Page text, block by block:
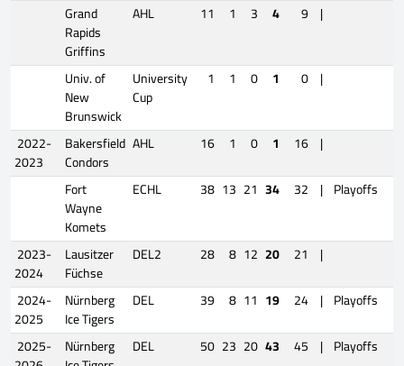
Grand
Rapids
Griffins
AHL 11 1 3 4 9 |
Univ. of
New
Brunswick
University
Cup
1 1 0 1 0 |
2022-
2023
Bakersfield
Condors
AHL 16 1 0 1 16 |
Fort
Wayne
Komets
ECHL 38 13 21 34 32 | Playoffs
2023-
2024
Lausitzer
Füchse
DEL2 28 8 12 20 21
|
2024-
2025
Nürnberg
Ice Tigers
DEL 39 8 11 19 24 | Playoffs
2025-
Nürnberg
DEL 50 23 20 43 45 | Playoffs